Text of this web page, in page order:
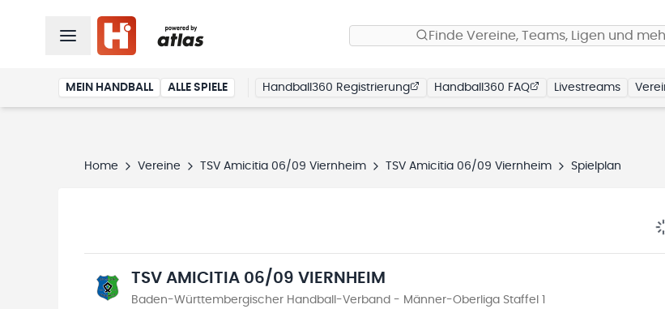
Finde Vereine, Teams, Ligen und
MEIN HANDBALL ALLE SPIELE Handball360 Registrierung Handball360 FAQ Livestreams
Home Vereine TSV Amicitia 06/09 Viernheim TSV Amicitia 06/09 Viernheim Spielplan
TSV AMICITIA 06/09 VIERNHEIM
Baden-Württembergischer Handball-Verband - Männer-Oberliga Staffel 1